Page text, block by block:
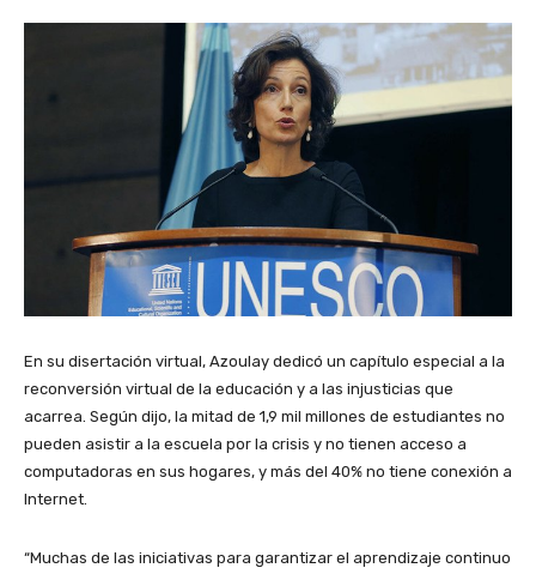
En su disertación virtual, Azoulay dedicó un capítulo especial a la
reconversión virtual de la educación y a las injusticias que
acarrea. Según dijo, la mitad de 1,9 mil millones de estudiantes no
pueden asistir a la escuela por la crisis y no tienen acceso a
computadoras en sus hogares, y más del 40% no tiene conexión a
Internet.
“Muchas de las iniciativas para garantizar el aprendizaje continuo